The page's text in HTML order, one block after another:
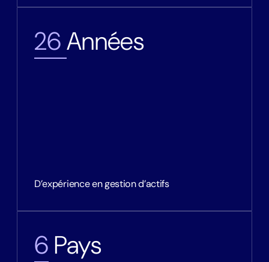
26Années
D’expérience en gestion d’actifs
6 Pays